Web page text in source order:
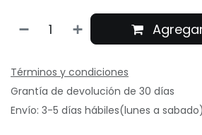
Términos y condiciones
Grantía de devolución de 30 días
Envío: 3-5 días hábiles(lunes a sabado)